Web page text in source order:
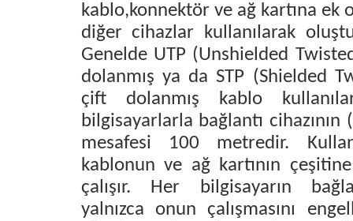
kablo,konnektör ve ağ kartına ek
diğer cihazlar kullanılarak
Genelde UTP (Unshielded
dolanmış ya da STP (Shielded
çift dolanmış kablo
bilgisayarlarla bağlantı
mesafesi 100 metredir.
kablonun ve ağ kartının
çalışır. Her bilgisayarın
yalnızca onun çalışmasını